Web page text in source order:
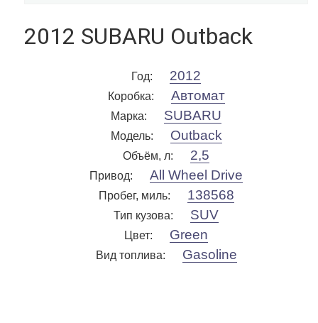
2012 SUBARU Outback
Год: 2012
Коробка: Автомат
Марка: SUBARU
Модель: Outback
Объём, л: 2,5
Привод: All Wheel Drive
Пробег, миль: 138568
Тип кузова: SUV
Цвет: Green
Вид топлива: Gasoline